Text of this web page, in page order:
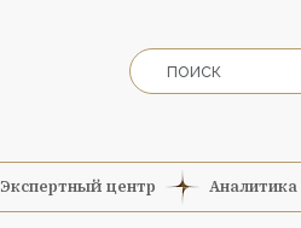
Экспертный центр Аналитика